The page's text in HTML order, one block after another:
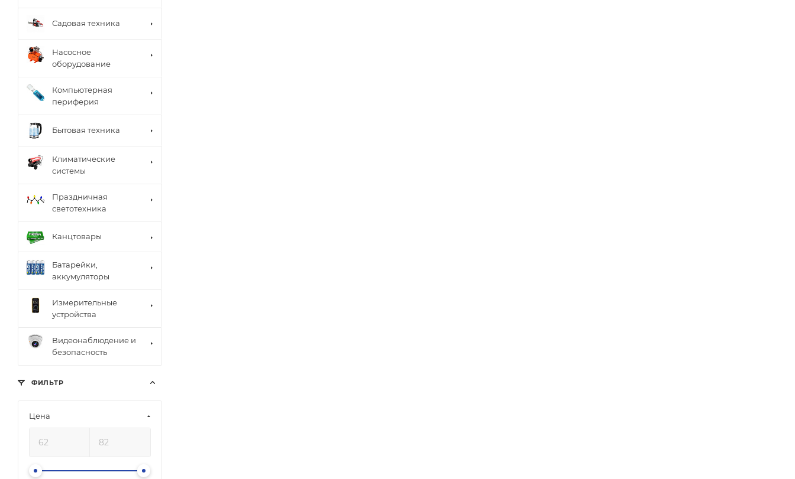
Садовая техника
Насосное
оборудование
Компьютерная
периферия
Бытовая техника
Климатические
системы
Праздничная
светотехника
Канцтовары
Батарейки,
аккумуляторы
Измерительные
устройства
Видеонаблюдение и
безопасность
ФИЛЬТР
Цена